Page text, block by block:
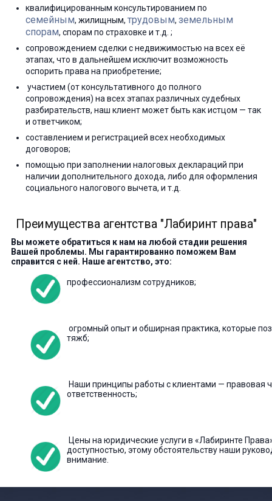
квалифицированным консультированием по
семейным, жилищным, трудовым, земельным
спорам, спорам по страховке и т.д. ;
сопровождением сделки с недвижимостью на всех её
этапах, что в дальнейшем исключит возможность
оспорить права на приобретение;
участием (от консультативного до полного
сопровождения) на всех этапах различных судебных
разбирательств, наш клиент может быть как истцом — так
и ответчиком;
составлением и регистрацией всех необходимых
договоров;
помощью при заполнении налоговых деклараций при
наличии дополнительного дохода, либо для оформления
социального налогового вычета, и т.д.
Преимущества агентства "Лабиринт права"
Вы можете обратиться к нам на любой стадии решения
Вашей проблемы. Мы гарантированно поможем Вам
справится с ней. Наше агентство, это:
профессионализм сотрудников;
огромный опыт и обширная практика, которые
тяжб;
Наши принципы работы с клиентами — правовая
ответственность;
Цены на юридические услуги в «Лабиринте
доступностью, этому обстоятельству наши
внимание.